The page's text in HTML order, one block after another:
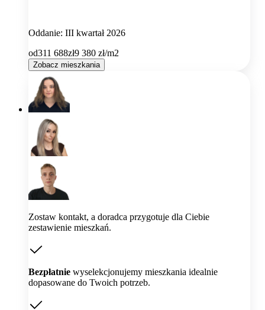
Oddanie: III kwartał 2026
od311 688zł9 380 zł/m2
Zobacz mieszkania
Zostaw kontakt, a doradca przygotuje dla Ciebie
zestawienie mieszkań.
Bezpłatnie wyselekcjonujemy mieszkania idealnie
dopasowane do Twoich potrzeb.